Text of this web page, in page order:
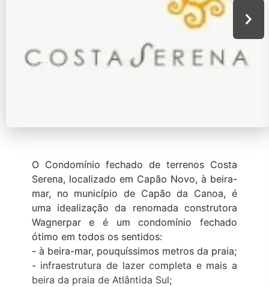
O Condomínio fechado de terrenos Costa
Serena, localizado em Capão Novo, à beira-
mar, no município de Capão da Canoa, é
uma idealização da renomada construtora
Wagnerpar e é um condomínio fechado
ótimo em todos os sentidos:
- à beira-mar, pouquíssimos metros da praia;
- infraestrutura de lazer completa e mais a
beira da praia de Atlântida Sul;